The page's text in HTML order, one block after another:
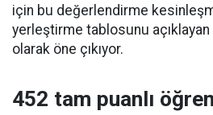
için bu değerlendirme
yerleştirme tablosunu açıklayan
olarak öne çıkıyor.
452 tam puanlı